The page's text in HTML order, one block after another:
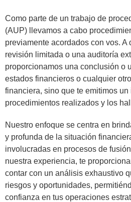
Como parte de un trabajo de
(AUP) llevamos a cabo
previamente acordados con vos. A
revisión limitada o una auditoría
proporcionamos una conclusión o
estados financieros o cualquier
financiera, sino que te emitimos un
procedimientos realizados y los
Nuestro enfoque se centra en
y profunda de la situación
involucradas en procesos de
nuestra experiencia, te
contar con un análisis exhaustivo
riesgos y oportunidades,
confianza en tus operaciones